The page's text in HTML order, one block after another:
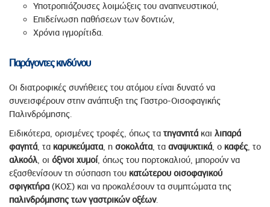
Υποτροπιάζουσες λοιμώξεις του αναπνευστικού,
Επιδείνωση παθήσεων των δοντιών,
Χρόνια ιγμορίτιδα.
Παράγοντες κινδύνου
Οι διατροφικές συνήθειες του ατόμου είναι δυνατό να
συνεισφέρουν στην ανάπτυξη της Γαστρο-Οισοφαγικής
Παλινδρόμησης.
Ειδικότερα, ορισμένες τροφές, όπως τα τηγανητά και λιπαρά
φαγητά, τα καρυκεύματα, η σοκολάτα, τα αναψυκτικά, ο καφές, το
αλκοόλ, οι όξινοι χυμοί, όπως του πορτοκαλιού, μπορούν να
εξασθενίσουν τη σύσπαση του κατώτερου οισοφαγικού
σφιγκτήρα (ΚΟΣ) και να προκαλέσουν τα συμπτώματα της
παλινδρόμησης των γαστρικών οξέων.